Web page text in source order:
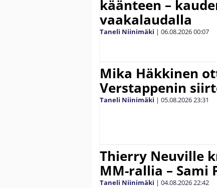
käänteen –
vaakalaudalla
Taneli Niinimäki | 06.08.202600:07
Mika Häkkinen
Verstappenin
Taneli Niinimäki | 05.08.202623:31
Thierry Neuville
MM-rallia –
Taneli Niinimäki | 04.08.202622:42